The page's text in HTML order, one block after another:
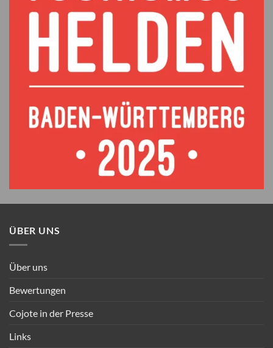
ÜBER UNS
Über uns
Bewertungen
Cojote in der Presse
Links